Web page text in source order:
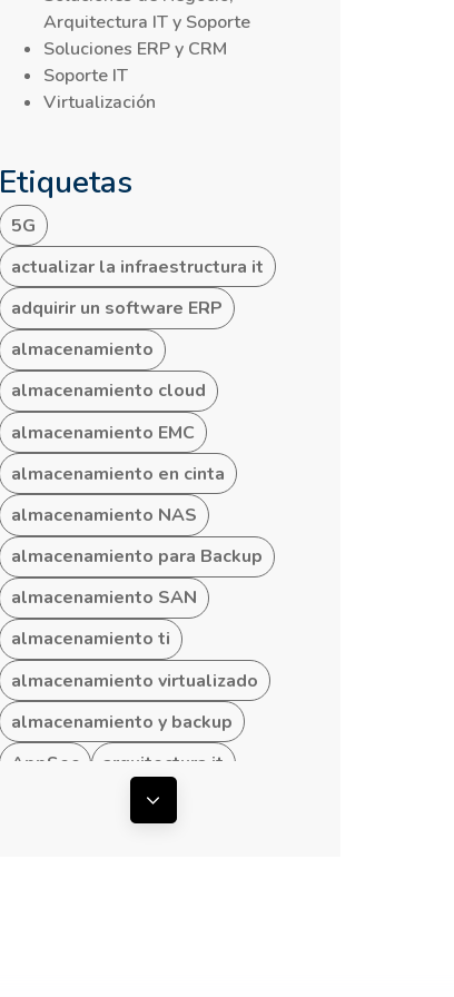
Arquitectura IT y Soporte
Soluciones ERP y CRM
Soporte IT
Virtualización
Etiquetas
5G
actualizar la infraestructura it
adquirir un software ERP
almacenamiento
almacenamiento cloud
almacenamiento EMC
almacenamiento en cinta
almacenamiento NAS
almacenamiento para Backup
almacenamiento SAN
almacenamiento ti
almacenamiento virtualizado
almacenamiento y backup
AppSec
arquitectura it
Mostrar todas las etiquetas